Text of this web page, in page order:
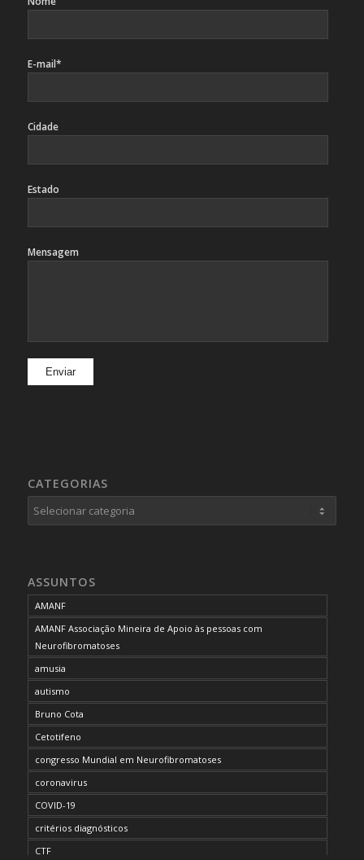
E-mail*
Cidade
Estado
Mensagem
CATEGORIAS
Categorias
ASSUNTOS
AMANF
AMANF Associação Mineira de Apoio às pessoas com
Neurofibromatoses
amusia
autismo
Bruno Cota
Cetotifeno
congresso Mundial em Neurofibromatoses
coronavirus
COVID-19
critérios diagnósticos
CTF